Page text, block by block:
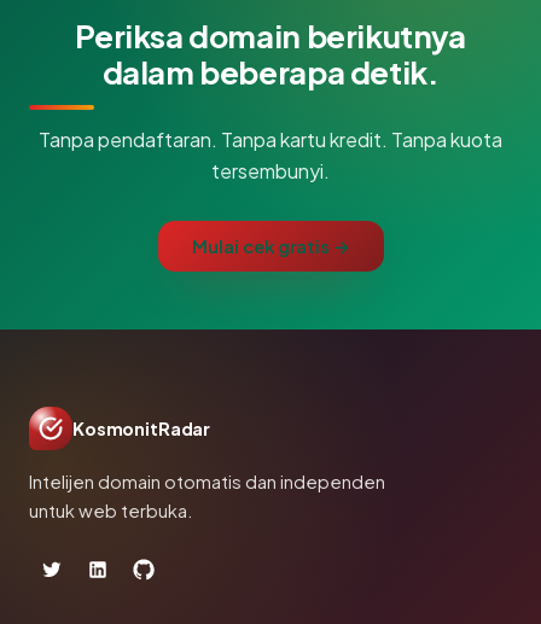
Periksa domain berikutnya
dalam beberapa detik.
Tanpa pendaftaran. Tanpa kartu kredit. Tanpa kuota
tersembunyi.
Mulai cek gratis →
KosmonitRadar
Intelijen domain otomatis dan independen
untuk web terbuka.